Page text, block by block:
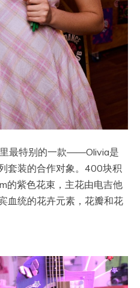
最特别的一款——Olivia是
套装的合作对象。400块积
的紫色花束，主花由电吉他
血统的花卉元素，花瓣和花